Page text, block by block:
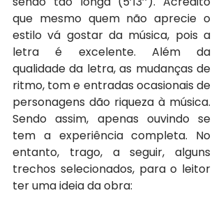
que mesmo quem não aprecie o
estilo vá gostar da música, pois a
letra é excelente. Além da
qualidade da letra, as mudanças de
ritmo, tom e entradas ocasionais de
personagens dão riqueza à música.
Sendo assim, apenas ouvindo se
tem a experiência completa. No
entanto, trago, a seguir, alguns
trechos selecionados, para o leitor
ter uma ideia da obra: